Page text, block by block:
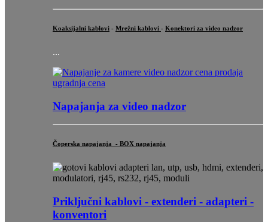
Koaksijalni kablovi - Mrežni kablovi - Konektori za video nadzor
...
Napajanja za video nadzor
Čoperska napajanja - BOX napajanja
Priključni kablovi - extenderi - adapteri -
konventori